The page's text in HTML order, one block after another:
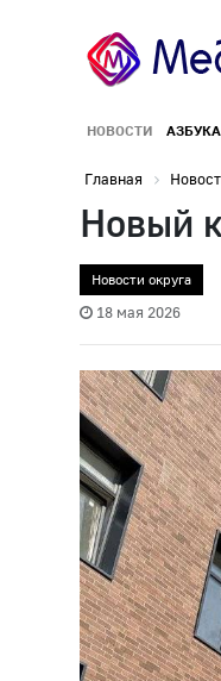
НОВОСТИ
Главная
Новый
Новости округа
18 мая 2026